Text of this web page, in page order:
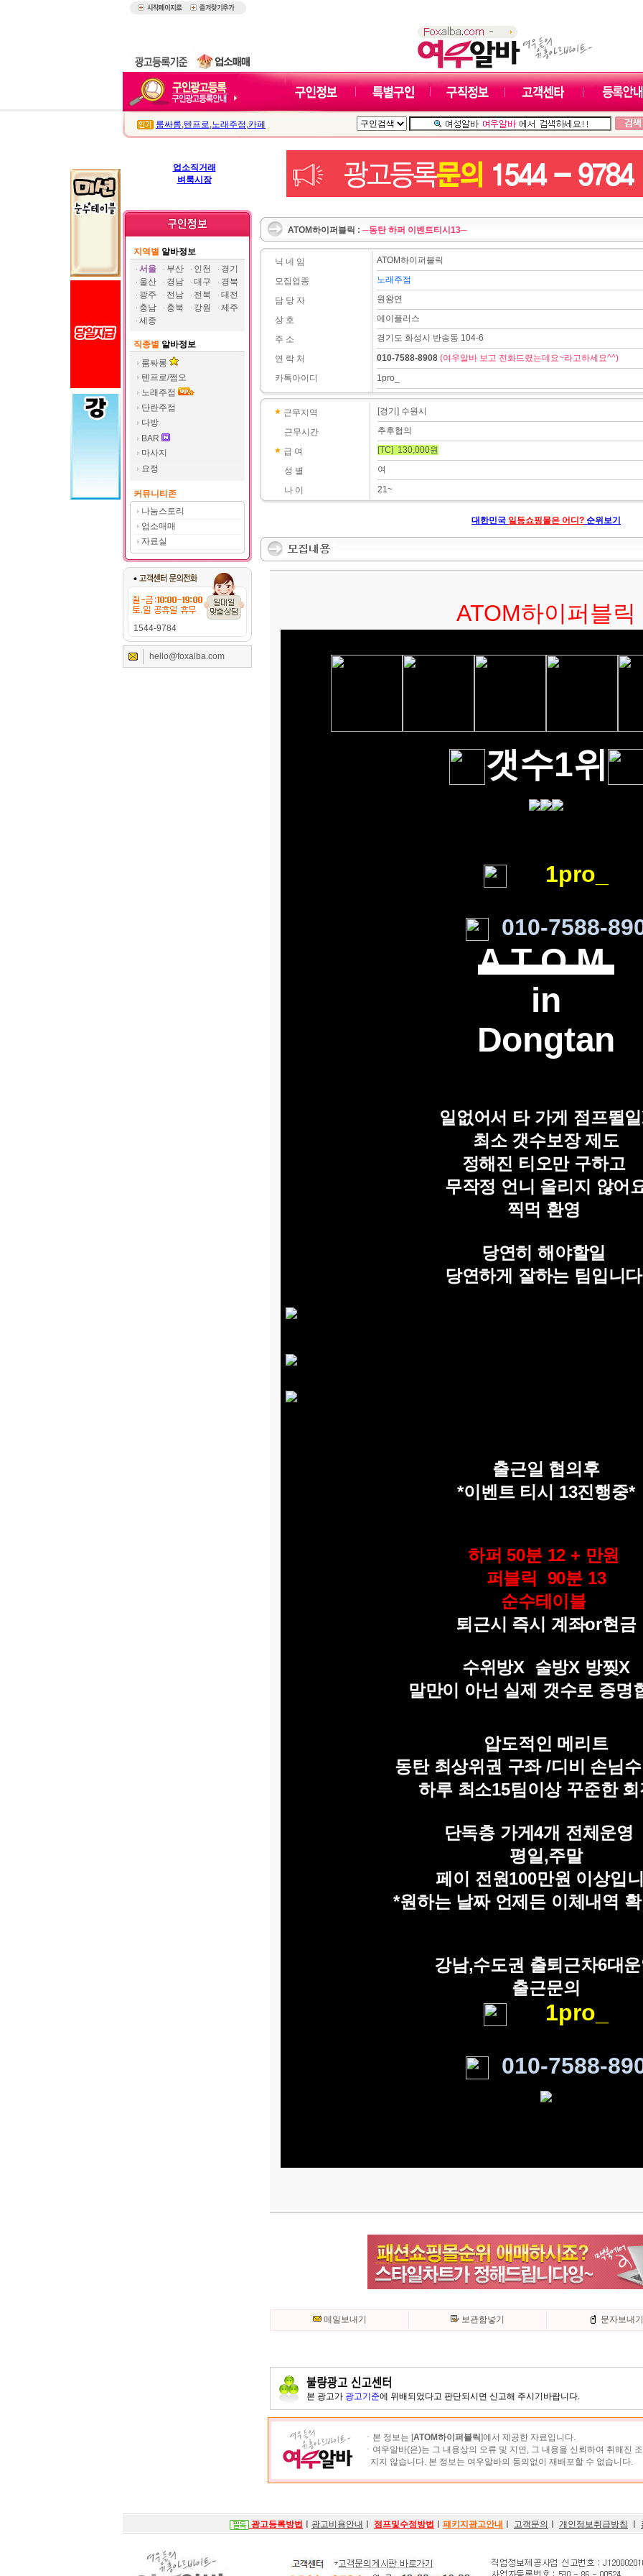
룸싸롱,텐프로,노래주점 ,카페
업소직거래
벼룩시장
지역별 알바정보
서울
부산 인천
경기
울산
경남 대구
경북
광주
전남 전북
대전
충남
충북 강원
제주
세종
직종별 알바정보
룸싸롱
텐프로/쩜오
노래주점
단란주점
다방
BAR
마사지
요정
커뮤니티존
나눔스토리
업소매매
자료실
1544-9784
hello@foxalba.com
ATOM하이퍼블릭 : ─동탄 하퍼 이벤트티시13─
닉 네 임
모집업종
담 당 자
상 호
주 소
연 락 처
카톡아이디
ATOM하이퍼블릭
노래주점
원왕연
에이플러스
경기도 화성시 반송동 104-6
010-7588-8908 (여우알바 보고 전화드렸는데요~라고하세요^^)
1pro_
근무지역
근무시간
급 여
성 별
나 이
[경기] 수원시
추후협의
[TC] 130,000원
여
21~
대한민국 일등쇼핑몰은 어디? 순위보기
ATOM하이퍼블릭
갯수1위
1pro_
010-7588-
A T O M
in
Dongtan
일없어서 타 가게 점프뛸
최소 갯수보장 제도
정해진 티오만 구하고
무작정 언니 올리지 않어
찍먹 환영
당연히 해야할일
당연하게 잘하는 팀입니
출근일 협의후
*이벤트 티시 13진행중*
하퍼 50분 12 + 만원
퍼블릭 90분 13
순수테이블
퇴근시 즉시 계좌or현금
수위방X 술방X 방찢X
말만이 아닌 실제 갯수로 증명
압도적인 메리트
동탄 최상위권 구좌 /디비 손님
하루 최소15팀이상 꾸준한
단독층 가게4개 전체운
평일,주말
페이 전원100만원 이상입
*원하는 날짜 언제든 이체내역
강남,수도권 출퇴근차6대
출근문의
1pro_
010-7588-
메일보내기 보관함넣기 문자보내기
본 광고가 광고기준에 위배되었다고 판단되시면 신고해 주시기바랍니다.
ㆍ본 정보는 [ATOM하이퍼블릭]에서 제공한 자료입니다.
ㆍ여우알바(은)는 그 내용상의 오류 및 지연, 그 내용을 신뢰하여 취해진
지지 않습니다. 본 정보는 여우알바의 동의없이 재배포할 수 없습니다.
광고등록방법 광고비용안내 점프및수정방법 패키지광고안내 고객문의 개인정보취급방침